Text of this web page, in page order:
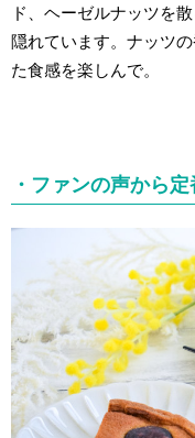
ド、ヘーゼルナッツを
隠れています。ナッツ
た食感を楽しんで。
・ファンの声から